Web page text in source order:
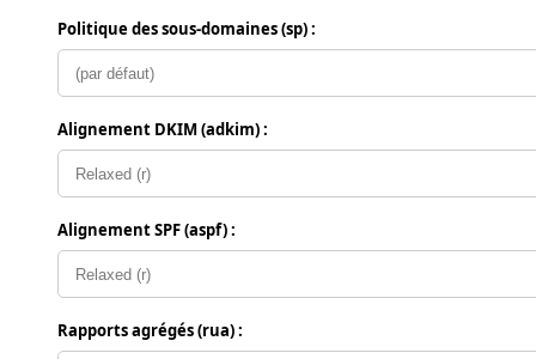
Politique des sous-domaines (sp) :
Alignement DKIM (adkim) :
Alignement SPF (aspf) :
Rapports agrégés (rua) :